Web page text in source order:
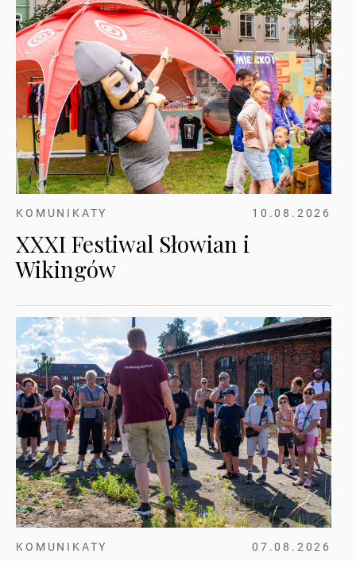
KOMUNIKATY 10.08.2026
XXXI Festiwal Słowian i
Wikingów
KOMUNIKATY 07.08.2026